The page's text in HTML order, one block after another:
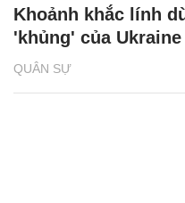
QUÂN SỰ
Khoảnh khắc lính
'khủng' của Ukraine